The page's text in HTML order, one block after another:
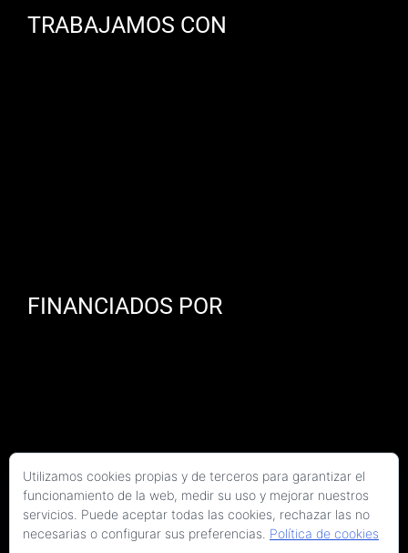
TRABAJAMOS CON
FINANCIADOS POR
Utilizamos cookies propias y de terceros para garantizar el
funcionamiento de la web, medir su uso y mejorar nuestros
servicios. Puede aceptar todas las cookies, rechazar las no
necesarias o configurar sus preferencias. Política de cookies